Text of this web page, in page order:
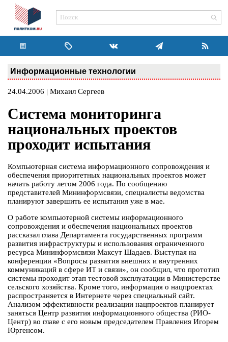
Информационные технологии
24.04.2006 | Михаил Сергеев
Система мониторинга
национальных проектов
проходит испытания
Компьютерная система информационного сопровождения и
обеспечения приоритетных национальных проектов может
начать работу летом 2006 года. По сообщению
представителей Мининформсвязи, специалисты ведомства
планируют завершить ее испытания уже в мае.
О работе компьютерной системы информационного
сопровождения и обеспечения национальных проектов
рассказал глава Департамента государственных программ
развития инфраструктуры и использования ограниченного
ресурса Мининформсвязи Максут Шадаев. Выступая на
конференции «Вопросы развития внешних и внутренних
коммуникаций в сфере ИТ и связи», он сообщил, что прототип
системы проходит этап тестовой эксплуатации в Министерстве
сельского хозяйства. Кроме того, информация о нацпроектах
распространяется в Интернете через специальный сайт.
Анализом эффективности реализации нацпроектов планирует
заняться Центр развития информационного общества (РИО-
Центр) во главе с его новым председателем Правления Игорем
Юргенсом.